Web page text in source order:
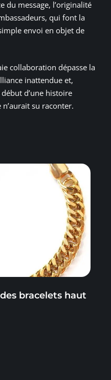
du message, l’originalité
qui font la
envoi en objet de
collaboration dépasse la
inattendue et,
d’une histoire
n’aurait su raconter.
bracelets haut